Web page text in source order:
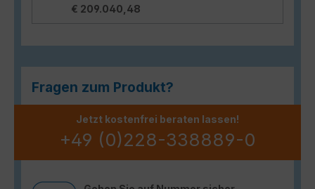
€ 209.040,48
Fragen zum Produkt?
Jetzt kostenfrei beraten lassen!
+49 (0)228-338889-0